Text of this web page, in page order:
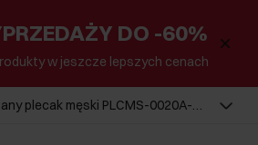
DO -60%
w jeszcze lepszych cenach
plecak męski PLCMS-0020A-